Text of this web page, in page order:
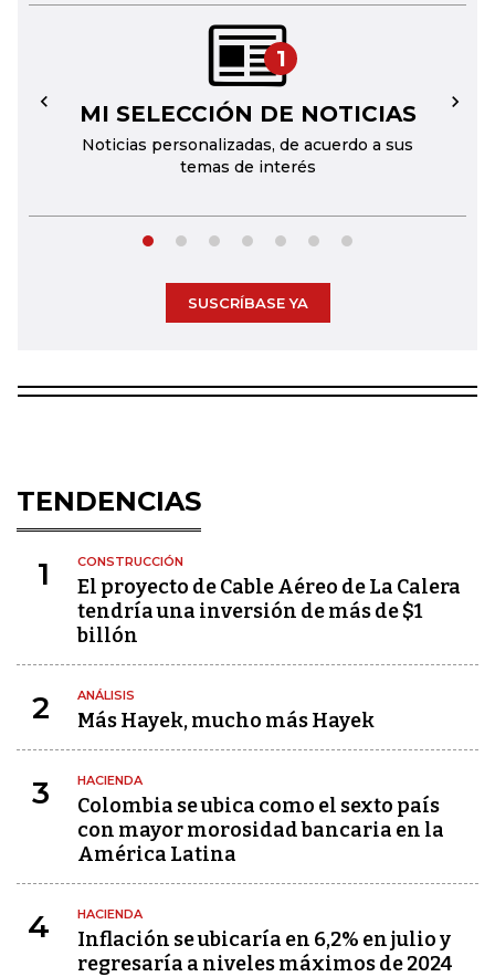
1
MI SELECCIÓN DE NOTICIAS
Noticias personalizadas, de acuerdo a sus
temas de interés
← →
SUSCRÍBASE YA
TENDENCIAS
1 CONSTRUCCIÓN
El proyecto de Cable Aéreo de La Calera
tendría una inversión de más de $1
billón
2 ANÁLISIS
Más Hayek, mucho más Hayek
3 HACIENDA
Colombia se ubica como el sexto país
con mayor morosidad bancaria en la
América Latina
4 HACIENDA
Inflación se ubicaría en 6,2% en julio y
regresaría a niveles máximos de 2024